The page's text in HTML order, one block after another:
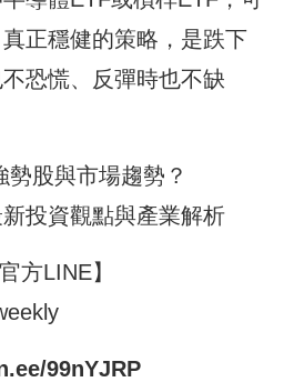
正穩健的策略，是跌下
恐慌、反彈時也不缺
股與市場趨勢？
新投資觀點與產業解析
方LINE】
99nYJRP